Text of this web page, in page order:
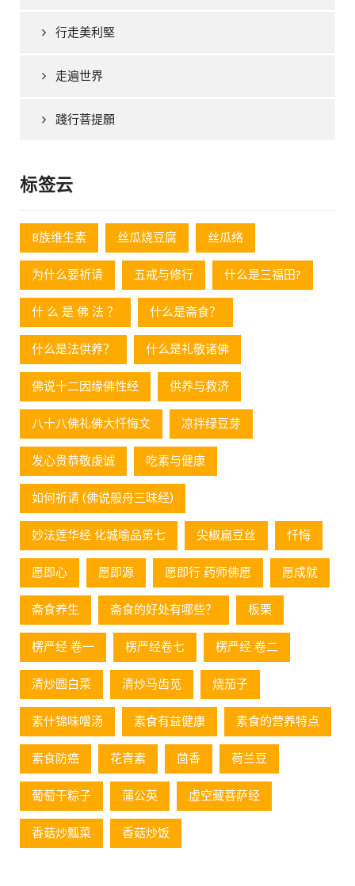
行走美利堅
走遍世界
踐行菩提願
标签云
B族维生素 丝瓜烧豆腐 丝瓜络
为什么要祈请 五戒与修行 什么是三福田?
什 么 是 佛 法 ？ 什么是斋食？
什么是法供养？ 什么是礼敬诸佛
佛说十二因缘佛性经 供养与救济
八十八佛礼佛大忏悔文 凉拌绿豆芽
发心贵恭敬虔诚 吃素与健康
如何祈请 (佛说般舟三昧经)
妙法莲华经 化城喻品第七 尖椒扁豆丝 忏悔
愿即心 愿即源 愿即行 药师佛愿 愿成就
斋食养生 斋食的好处有哪些？ 板栗
楞严经 卷一 楞严经卷七 楞严经 卷二
清炒圆白菜 清炒马齿苋 烧茄子
素什锦味噌汤 素食有益健康 素食的营养特点
素食防癌 花青素 茴香 荷兰豆
葡萄⼲粽⼦ 蒲公英 虚空藏菩萨经
香菇炒瓢菜 香菇炒饭